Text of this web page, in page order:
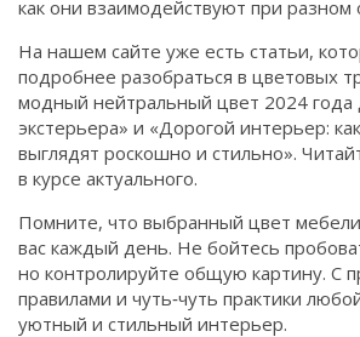
как они взаимодействуют при
На нашем сайте уже есть статьи,
подробнее разобраться в цветовых
модный нейтральный цвет 2024 года
экстерьера» и «Дорогой интерьер:
выглядят роскошно и стильно».
в курсе актуального.
Помните, что выбранный цвет
вас каждый день. Не бойтесь
но контролируйте общую картину. С
правилами и чуть‑чуть практики
уютный и стильный интерьер.